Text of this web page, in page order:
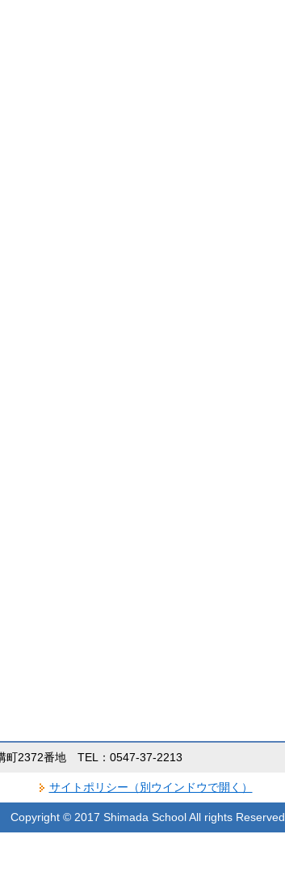
町2372番地 TEL：0547-37-2213
サイトポリシー（別ウインドウで開く）
Copyright © 2017 Shimada School All rights Reserved.